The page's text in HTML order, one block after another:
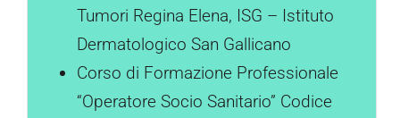
Tumori Regina Elena, ISG – Istituto
Dermatologico San Gallicano
Corso di Formazione Professionale
“Operatore Socio Sanitario” Codice